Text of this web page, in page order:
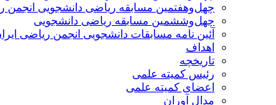
چهل‌و‌هفتمین مسابقه ریاضی دانشجویی انجمن
چهل‌و‌ششمین مسابقه ریاضی دانشجویی
آئین نامه مسابقات دانشجویی انجمن ریاضی
اهداف
تاریخچه
رئیس کمیته علمی
اعضای کمیته علمی
مدال آوران